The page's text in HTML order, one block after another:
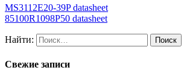
MS3112E20-39P datasheet
85100R1098P50 datasheet
Найти:
Свежие записи